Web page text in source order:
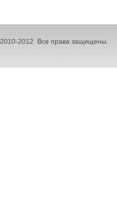
2010-2012. Все права защищены.